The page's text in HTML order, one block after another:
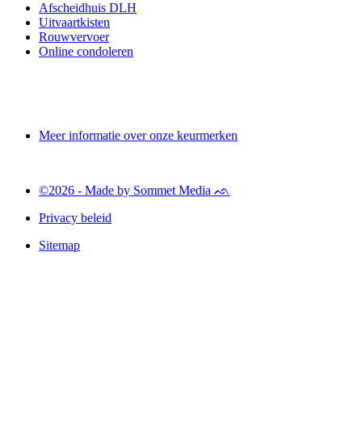
Afscheidhuis DLH
Uitvaartkisten
Rouwvervoer
Online condoleren
Meer informatie over onze keurmerken
©2026 - Made by Sommet Media ᨒ
Privacy beleid
Sitemap